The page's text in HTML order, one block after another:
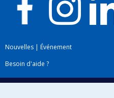
Nouvelles | Événement
Besoin d'aide ?
Plan du site|Accessibilité